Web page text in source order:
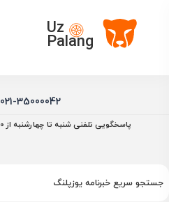
Uz
Palang
021-35000042 |
پاسخگویی تلفنی شنبه تا چهارشنبه از 10:00 الی ۱۵:30 پنجشنبه تا 13:00
جستجو سریع خبرنامه یوزپلنگ